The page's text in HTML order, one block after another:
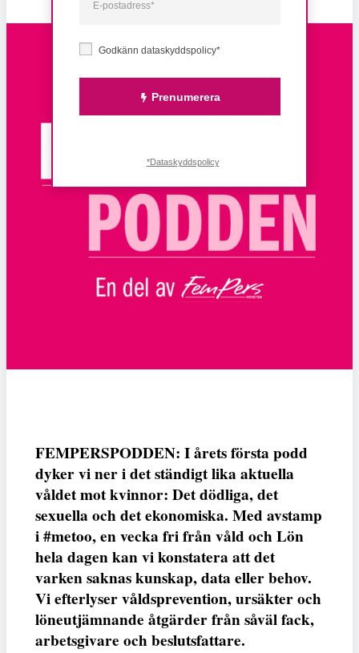
FEMPERSPODDEN: I årets första podd
dyker vi ner i det ständigt lika aktuella
våldet mot kvinnor: Det dödliga, det
sexuella och det ekonomiska. Med avstamp
i #metoo, en vecka fri från våld och Lön
hela dagen kan vi konstatera att det
varken saknas kunskap, data eller behov.
Vi efterlyser våldsprevention, ursäkter och
löneutjämnande åtgärder från såväl fack,
arbetsgivare och beslutsfattare.
Godkänn dataskyddspolicy*
Prenumerera
*Dataskyddspolicy